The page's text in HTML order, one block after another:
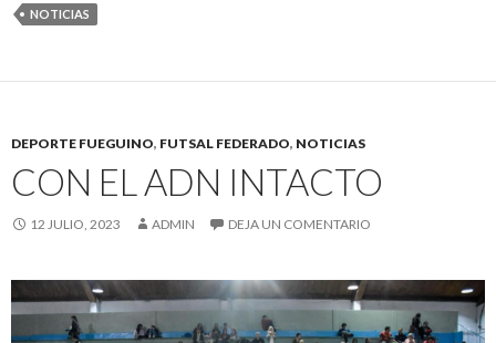
NOTICIAS
DEPORTE FUEGUINO, FUTSAL FEDERADO, NOTICIAS
CON EL ADN INTACTO
12 JULIO, 2023 ADMIN DEJA UN COMENTARIO